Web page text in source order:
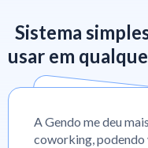
Sistema
usar em
A Gendo me deu
coworking, podendo